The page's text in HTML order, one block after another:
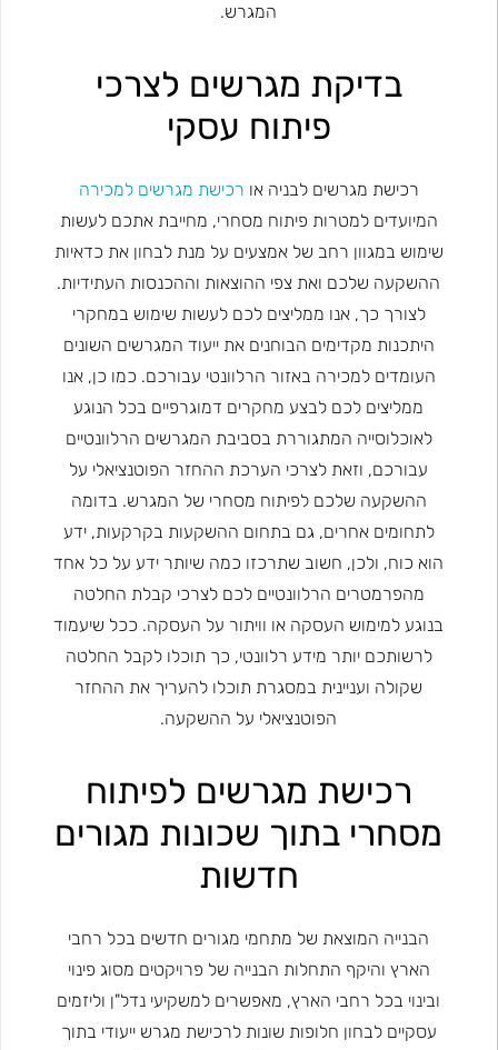
המגרש.
בדיקת מגרשים לצרכי
פיתוח עסקי
רכישת מגרשים לבניה או רכישת מגרשים למכירה
המיועדים למטרות פיתוח מסחרי, מחייבת אתכם לעשות
שימוש במגוון רחב של אמצעים על מנת לבחון את כדאיות
ההשקעה שלכם ואת צפי ההוצאות וההכנסות העתידיות.
לצורך כך, אנו ממליצים לכם לעשות שימוש במחקרי
היתכנות מקדימים הבוחנים את ייעוד המגרשים השונים
העומדים למכירה באזור הרלוונטי עבורכם. כמו כן, אנו
ממליצים לכם לבצע מחקרים דמוגרפיים בכל הנוגע
לאוכלוסייה המתגוררת בסביבת המגרשים הרלוונטיים
עבורכם, וזאת לצרכי הערכת ההחזר הפוטנציאלי על
ההשקעה שלכם לפיתוח מסחרי של המגרש. בדומה
לתחומים אחרים, גם בתחום ההשקעות בקרקעות, ידע
הוא כוח, ולכן, חשוב שתרכזו כמה שיותר ידע על כל אחד
מהפרמטרים הרלוונטיים לכם לצרכי קבלת החלטה
בנוגע למימוש העסקה או וויתור על העסקה. ככל שיעמוד
לרשותכם יותר מידע רלוונטי, כך תוכלו לקבל החלטה
שקולה ועניינית במסגרת תוכלו להעריך את ההחזר
הפוטנציאלי על ההשקעה.
רכישת מגרשים לפיתוח
מסחרי בתוך שכונות מגורים
חדשות
הבנייה המוצאת של מתחמי מגורים חדשים בכל רחבי
הארץ והיקף התחלות הבנייה של פרויקטים מסוג פינוי
ובינוי בכל רחבי הארץ, מאפשרים למשקיעי נדל"ן וליזמים
עסקיים לבחון חלופות שונות לרכישת מגרש ייעודי בתוך